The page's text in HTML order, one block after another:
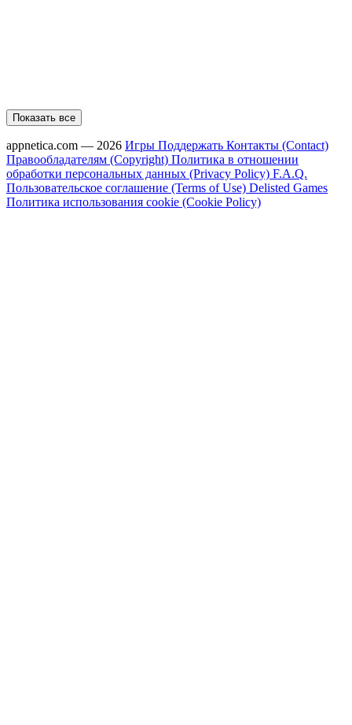
Показать все
appnetica.com — 2026 Игры Поддержать Контакты (Contact)
Правообладателям (Copyright) Политика в отношении
обработки персональных данных (Privacy Policy) F.A.Q.
Пользовательское соглашение (Terms of Use) Delisted Games
Политика использования cookie (Cookie Policy)